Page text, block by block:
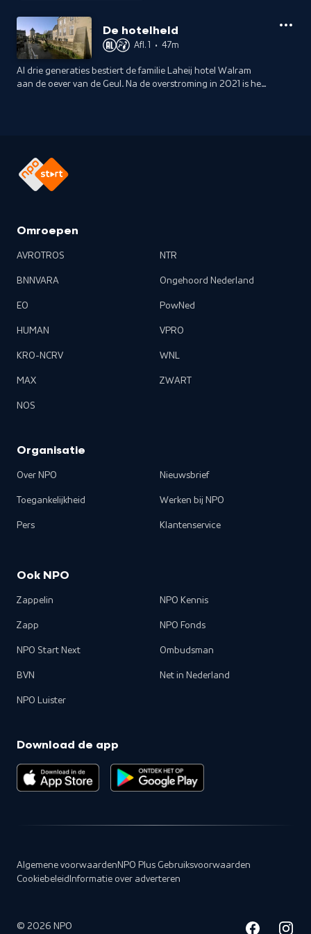
De hotelheld
Afl. 1 • 47m
Al drie generaties bestiert de familie Laheij hotel Walram
aan de oever van de Geul. Na de overstroming in 2021 is het
Omroepen
AVROTROS
BNNVARA
EO
HUMAN
KRO-NCRV
MAX
NOS
NTR
Ongehoord Nederland
PowNed
VPRO
WNL
ZWART
Organisatie
Over NPO
Toegankelijkheid
Pers
Nieuwsbrief
Werken bij NPO
Klantenservice
Ook NPO
Zappelin
Zapp
NPO Start Next
BVN
NPO Luister
NPO Kennis
NPO Fonds
Ombudsman
Net in Nederland
Download de app
Algemene voorwaarden NPO Plus Gebruiksvoorwaarden
Cookiebeleid Informatie over adverteren
© 2026 NPO